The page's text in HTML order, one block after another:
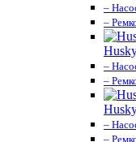
–
–
–
–
–
–